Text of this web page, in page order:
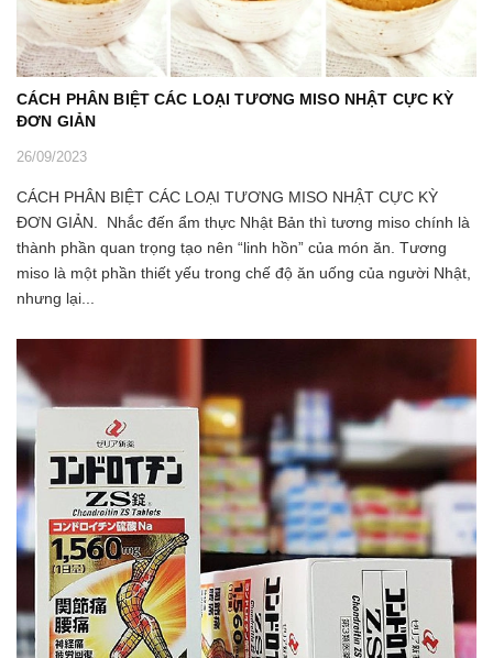
CÁCH PHÂN BIỆT CÁC LOẠI TƯƠNG MISO NHẬT CỰC KỲ
ĐƠN GIẢN
26/09/2023
CÁCH PHÂN BIỆT CÁC LOẠI TƯƠNG MISO NHẬT CỰC KỲ
ĐƠN GIẢN. Nhắc đến ẩm thực Nhật Bản thì tương miso chính là
thành phần quan trọng tạo nên “linh hồn” của món ăn. Tương
miso là một phần thiết yếu trong chế độ ăn uống của người Nhật,
nhưng lại...